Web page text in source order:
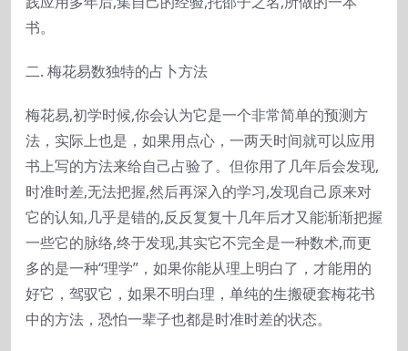
书。
二. 梅花易数独特的占卜方法
梅花易,初学时候,你会认为它是一个非常简单的预测方
法，实际上也是，如果用点心，一两天时间就可以应用
书上写的方法来给自己占验了。但你用了几年后会发现,
时准时差,无法把握,然后再深入的学习,发现自己原来对
它的认知,几乎是错的,反反复复十几年后才又能渐渐把握
一些它的脉络,终于发现,其实它不完全是一种数术,而更
多的是一种“理学”，如果你能从理上明白了，才能用的
好它，驾驭它，如果不明白理，单纯的生搬硬套梅花书
中的方法，恐怕一辈子也都是时准时差的状态。